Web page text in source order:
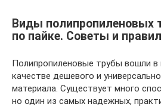
Виды полипропиленовых
по пайке. Советы и
Полипропиленовые трубы вошли в
качестве дешевого и
материала. Существует много
но один из самых надежных,